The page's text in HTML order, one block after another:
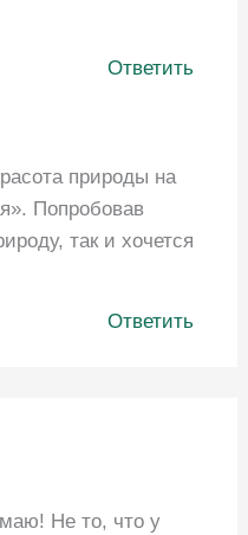
Ответить
природы на
Попробовав
так и хочется
Ответить
Не то, что у